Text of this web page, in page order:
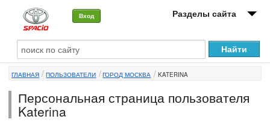
Вход Разделы сайта
О машине
Автоклуб
Форумы
ГЛАВНАЯ ПОЛЬЗОВАТЕЛИ ГОРОД МОСКВА KATERINA
Персональная страница пользователя
Katerina